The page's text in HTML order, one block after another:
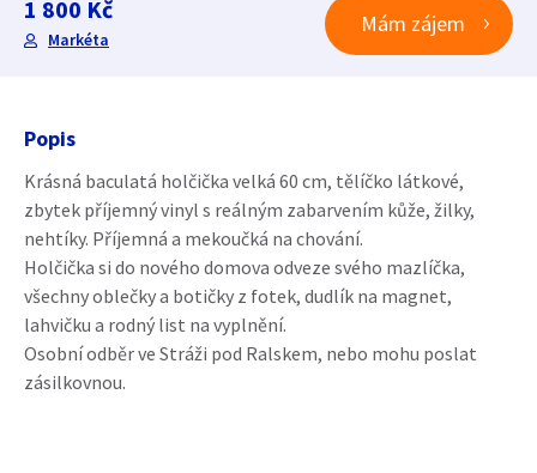
1 800 Kč
Markéta
Mám zájem
Popis
Krásná baculatá holčička velká 60 cm, tělíčko látkové,
zbytek příjemný vinyl s reálným zabarvením kůže, žilky,
nehtíky. Příjemná a mekoučká na chování.
Holčička si do nového domova odveze svého mazlíčka,
všechny oblečky a botičky z fotek, dudlík na magnet,
lahvičku a rodný list na vyplnění.
Osobní odběr ve Stráži pod Ralskem, nebo mohu poslat
zásilkovnou.